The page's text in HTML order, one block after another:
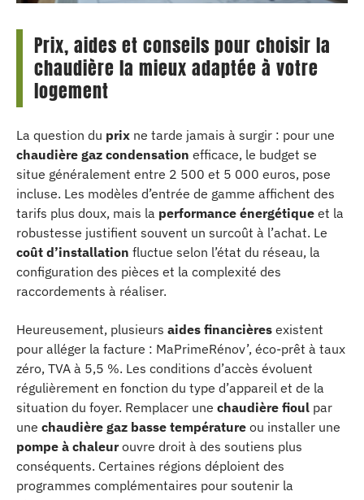
Prix, aides et conseils pour choisir la
chaudière la mieux adaptée à votre
logement
La question du prix ne tarde jamais à surgir : pour une
chaudière gaz condensation efficace, le budget se
situe généralement entre 2 500 et 5 000 euros, pose
incluse. Les modèles d’entrée de gamme affichent des
tarifs plus doux, mais la performance énergétique et la
robustesse justifient souvent un surcoût à l’achat. Le
coût d’installation fluctue selon l’état du réseau, la
configuration des pièces et la complexité des
raccordements à réaliser.
Heureusement, plusieurs aides financières existent
pour alléger la facture : MaPrimeRénov’, éco-prêt à taux
zéro, TVA à 5,5 %. Les conditions d’accès évoluent
régulièrement en fonction du type d’appareil et de la
situation du foyer. Remplacer une chaudière fioul par
une chaudière gaz basse température ou installer une
pompe à chaleurouvre droit à des soutiens plus
conséquents. Certaines régions déploient des
programmes complémentaires pour soutenir la